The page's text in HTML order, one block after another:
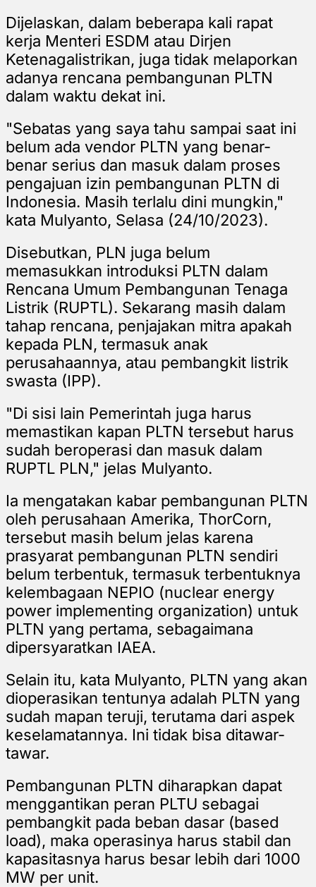
Dijelaskan, dalam beberapa kali rapat
kerja Menteri ESDM atau Dirjen
Ketenagalistrikan, juga tidak melaporkan
adanya rencana pembangunan PLTN
dalam waktu dekat ini.
"Sebatas yang saya tahu sampai saat ini
belum ada vendor PLTN yang benar-
benar serius dan masuk dalam proses
pengajuan izin pembangunan PLTN di
Indonesia. Masih terlalu dini mungkin,"
kata Mulyanto, Selasa (24/10/2023).
Disebutkan, PLN juga belum
memasukkan introduksi PLTN dalam
Rencana Umum Pembangunan Tenaga
Listrik (RUPTL). Sekarang masih dalam
tahap rencana, penjajakan mitra apakah
kepada PLN, termasuk anak
perusahaannya, atau pembangkit listrik
swasta (IPP).
"Di sisi lain Pemerintah juga harus
memastikan kapan PLTN tersebut harus
sudah beroperasi dan masuk dalam
RUPTL PLN," jelas Mulyanto.
Ia mengatakan kabar pembangunan PLTN
oleh perusahaan Amerika, ThorCorn,
tersebut masih belum jelas karena
prasyarat pembangunan PLTN sendiri
belum terbentuk, termasuk terbentuknya
kelembagaan NEPIO (nuclear energy
power implementing organization) untuk
PLTN yang pertama, sebagaimana
dipersyaratkan IAEA.
Selain itu, kata Mulyanto, PLTN yang akan
dioperasikan tentunya adalah PLTN yang
sudah mapan teruji, terutama dari aspek
keselamatannya. Ini tidak bisa ditawar-
tawar.
Pembangunan PLTN diharapkan dapat
menggantikan peran PLTU sebagai
pembangkit pada beban dasar (based
load), maka operasinya harus stabil dan
kapasitasnya harus besar lebih dari 1000
MW per unit.